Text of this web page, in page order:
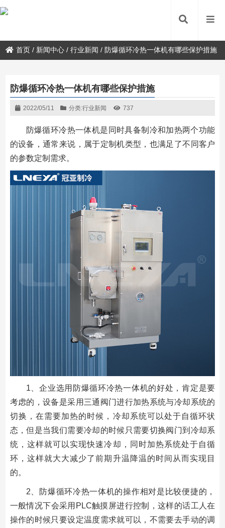
首页 / 新闻中心 /行业新闻 / 防爆循环冷热一体机有哪些保护措施
防爆循环冷热一体机有哪些保护措施
2022/05/11 分类:行业新闻 737
防爆循环冷热一体机是同时具备制冷和加热两个功能
的设备，通常来说，属于定制机类型，也满足了不同客户
的参数定制需求。
1、企业选用防爆循环冷热一体机的好处，肯定是要
考虑的，设备是采用三通阀门进行加热系统与冷却系统的
切换，在需要加热的时候，冷却系统可以处于自循环状
态，但是当我们需要冷却的时候只需要切换阀门到冷却系
统，这样就可以实现快速冷却，同时加热系统处于自循
环，这样就大大减少了前期升温降温的时间从而实现目
的。
2、防爆循环冷热一体机的操作相对是比较便捷的，
一般情况下会采用PLC触摸屏进行控制，这样的话工人在
操作的时候只要设定温度需求就可以，不需要去手动的调